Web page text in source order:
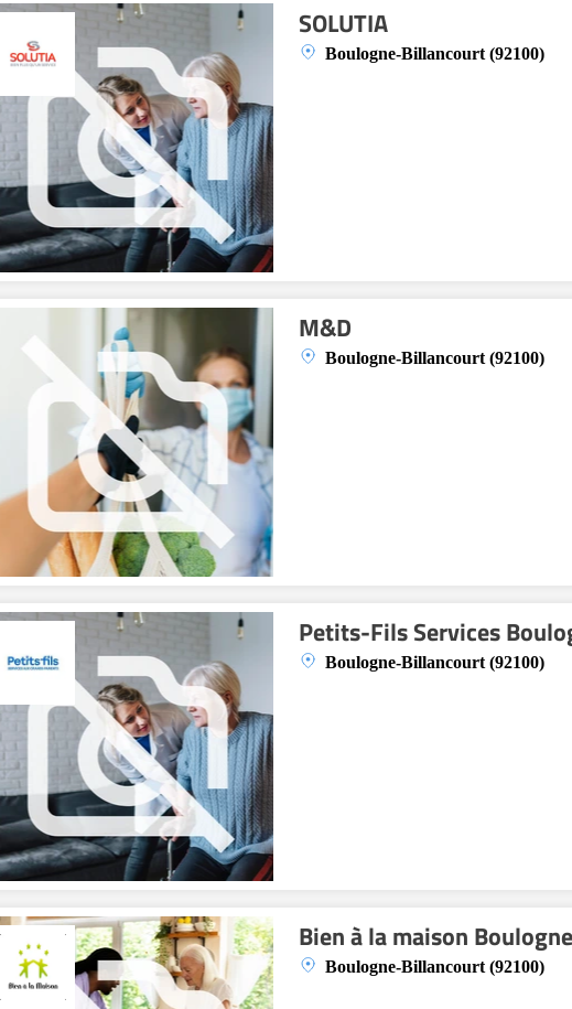
SOLUTIA
Boulogne-Billancourt (92100)
M&D
Boulogne-Billancourt (92100)
Petits-Fils Services
Boulogne-Billancourt (92100)
Bien à la maison Boulogne
Boulogne-Billancourt (92100)